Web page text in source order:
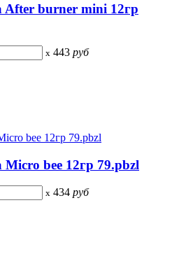
After burner mini 12гр
x 443 руб
bee 12гр 79.pbzl
x 434 руб